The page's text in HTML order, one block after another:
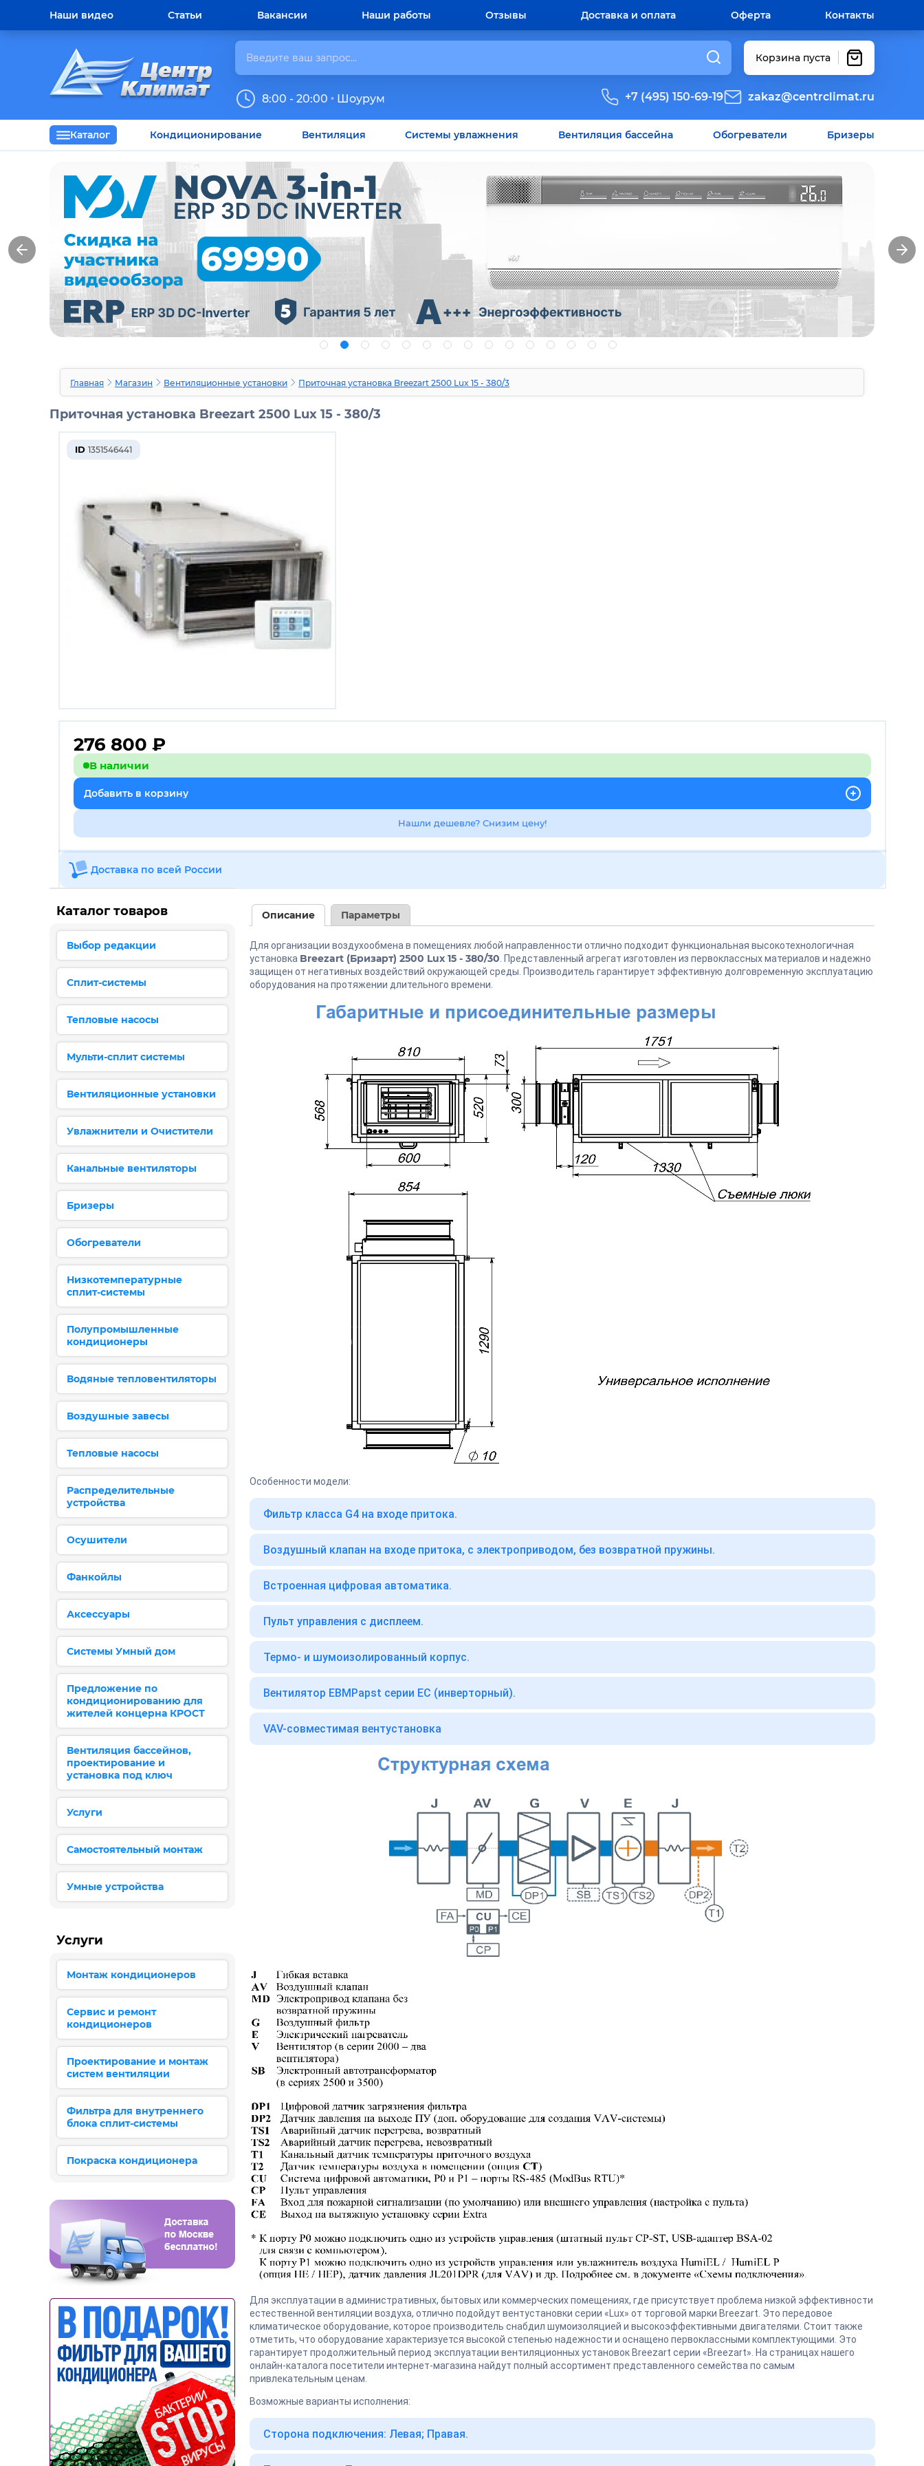
Наши видео Статьи Вакансии Наши работы Отзывы Доставка и оплата Оферта Контакты
Корзина пуста
8:00 - 20:00 Шоурум +7 (495) 150-69-19 zakaz@centrclimat.ru
Каталог Кондиционирование Вентиляция Системы увлажнения Вентиляция бассейна Обогреватели Бризеры
Главная Магазин Вентиляционные установки Приточная установка Breezart 2500 Lux 15 - 380/3
Приточная установка Breezart 2500 Lux 15 - 380/3
ID 1351546441
276 800 ₽
В наличии
Добавить в корзину
Нашли дешевле? Снизим цену!
Доставка по всей России
Описание Параметры
Для организации воздухообмена в помещениях любой направленности отлично подходит функциональная высокотехнологичная
установка Breezart (Бризарт) 2500 Lux 15 - 380/30 . Представленный агрегат изготовлен из первоклассных материалов и надежно
защищен от негативных воздействий окружающей среды. Производитель гарантирует эффективную долговременную эксплуатацию
оборудования на протяжении длительного времени.
Особенности модели:
Фильтр класса G4 на входе притока.
Воздушный клапан на входе притока, с электроприводом, без возвратной пружины.
Встроенная цифровая автоматика.
Пульт управления с дисплеем.
Термо- и шумоизолированный корпус.
Вентилятор EBMPapst серии EC (инверторный).
VAV-совместимая вентустановка
Для эксплуатации в административных, бытовых или коммерческих помещениях, где присутствует проблема низкой эффективности
естественной вентиляции воздуха, отлично подойдут вентустановки серии «Lux» от торговой марки Breezart. Это передовое
климатическое оборудование, которое производитель снабдил шумоизоляцией и высокоэффективными двигателями. Стоит также
отметить, что оборудование характеризуется высокой степенью надежности и оснащено первоклассными комплектующими. Это
гарантирует продолжительный период эксплуатации вентиляционных установок Breezart серии «Breezart». На страницах нашего
онлайн-каталога посетители интернет-магазина найдут полный ассортимент представленного семейства по самым
привлекательным ценам.
Возможные варианты исполнения:
Сторона подключения: Левая; Правая.
Каталог товаров
Выбор редакции
Сплит-системы
Тепловые насосы
Мульти-сплит системы
Вентиляционные установки
Увлажнители и Очистители
Канальные вентиляторы
Бризеры
Обогреватели
Низкотемпературные
сплит-системы
Полупромышленные
кондиционеры
Водяные тепловентиляторы
Воздушные завесы
Тепловые насосы
Распределительные
устройства
Осушители
Фанкойлы
Аксессуары
Системы Умный дом
Предложение по
кондиционированию для
жителей концерна КРОСТ
Вентиляция бассейнов,
проектирование и
установка под ключ
Услуги
Самостоятельный монтаж
Умные устройства
Услуги
Монтаж кондиционеров
Сервис и ремонт
кондиционеров
Проектирование и монтаж
систем вентиляции
Фильтра для внутреннего
блока сплит-системы
Покраска кондиционера